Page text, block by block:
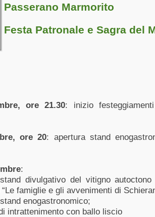
Passerano Marmorito
Festa Patronale e Sagra del
ore 21.30: inizio
ore 20: apertura stand
:
divulgativo del vitigno
famiglie e gli avvenimenti di
enogastronomico;
intrattenimento con ballo liscio